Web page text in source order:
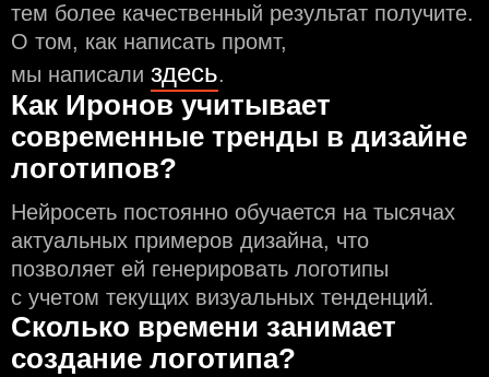
тем более качественный результат получите.
О том, как написать промт,
мы написали здесь.
Как Иронов учитывает
современные тренды в дизайне
логотипов?
Нейросеть постоянно обучается на тысячах
актуальных примеров дизайна, что
позволяет ей генерировать логотипы
с учeтом текущих визуальных тенденций.
Сколько времени занимает
создание логотипа?